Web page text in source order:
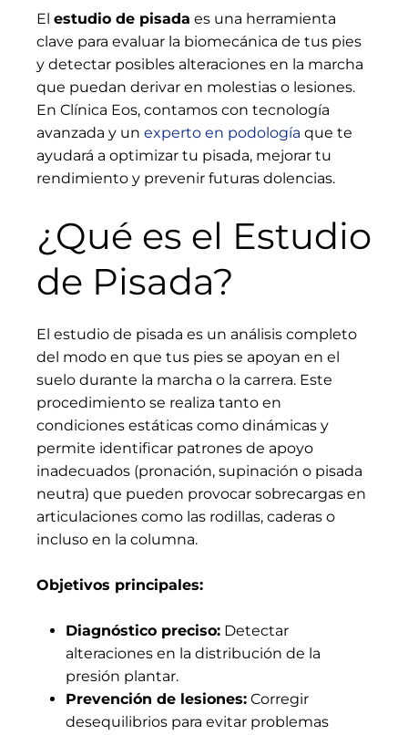
El estudio de pisada es una herramienta
clave para evaluar la biomecánica de tus pies
y detectar posibles alteraciones en la marcha
que puedan derivar en molestias o lesiones.
En Clínica Eos, contamos con tecnología
avanzada y un experto en podología que te
ayudará a optimizar tu pisada, mejorar tu
rendimiento y prevenir futuras dolencias.
¿Qué es el Estudio
de Pisada?
El estudio de pisada es un análisis completo
del modo en que tus pies se apoyan en el
suelo durante la marcha o la carrera. Este
procedimiento se realiza tanto en
condiciones estáticas como dinámicas y
permite identificar patrones de apoyo
inadecuados (pronación, supinación o pisada
neutra) que pueden provocar sobrecargas en
articulaciones como las rodillas, caderas o
incluso en la columna.
Objetivos principales:
Diagnóstico preciso: Detectar
alteraciones en la distribución de la
presión plantar.
Prevención de lesiones: Corregir
desequilibrios para evitar problemas